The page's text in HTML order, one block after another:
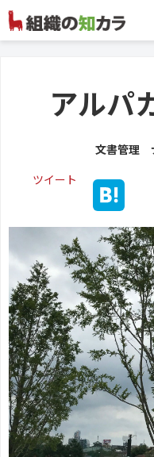
記
アルパ
文書管理
ツイート